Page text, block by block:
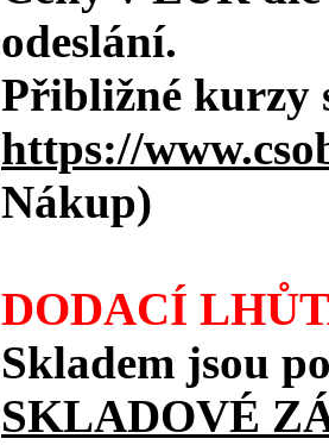
odeslání.
Přibližné kurzy
https://
Nákup)
DODACÍ
Skladem jsou
SKLADOVÉ